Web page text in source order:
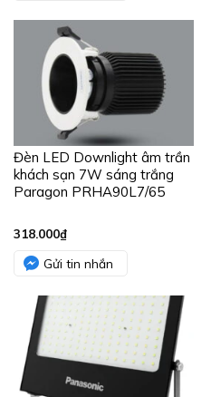
Đèn LED Downlight âm trần
khách sạn 7W sáng trắng
Paragon PRHA90L7/65
318.000₫
Gửi tin nhắn